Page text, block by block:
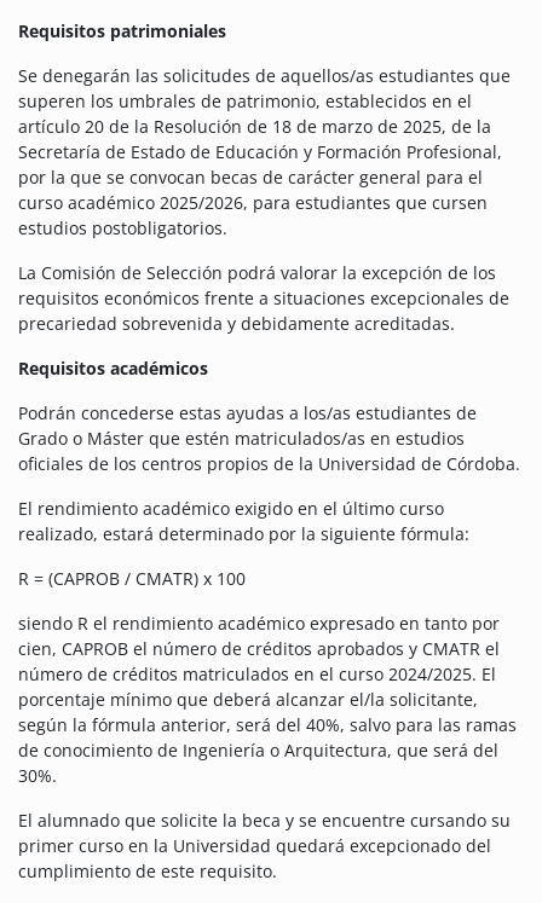
Requisitos patrimoniales
Se denegarán las solicitudes de aquellos/as estudiantes que
superen los umbrales de patrimonio, establecidos en el
artículo 20 de la Resolución de 18 de marzo de 2025, de la
Secretaría de Estado de Educación y Formación Profesional,
por la que se convocan becas de carácter general para el
curso académico 2025/2026, para estudiantes que cursen
estudios postobligatorios.
La Comisión de Selección podrá valorar la excepción de los
requisitos económicos frente a situaciones excepcionales de
precariedad sobrevenida y debidamente acreditadas.
Requisitos académicos
Podrán concederse estas ayudas a los/as estudiantes de
Grado o Máster que estén matriculados/as en estudios
oficiales de los centros propios de la Universidad de Córdoba.
El rendimiento académico exigido en el último curso
realizado, estará determinado por la siguiente fórmula:
R = (CAPROB / CMATR) x 100
siendo R el rendimiento académico expresado en tanto por
cien, CAPROB el número de créditos aprobados y CMATR el
número de créditos matriculados en el curso 2024/2025. El
porcentaje mínimo que deberá alcanzar el/la solicitante,
según la fórmula anterior, será del 40%, salvo para las ramas
de conocimiento de Ingeniería o Arquitectura, que será del
30%.
El alumnado que solicite la beca y se encuentre cursando su
primer curso en la Universidad quedará excepcionado del
cumplimiento de este requisito.